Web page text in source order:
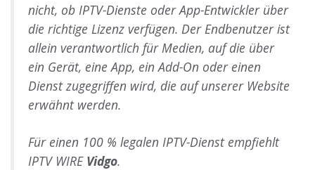
nicht, ob IPTV-Dienste oder App-Entwickler über
die richtige Lizenz verfügen. Der Endbenutzer ist
allein verantwortlich für Medien, auf die über
ein Gerät, eine App, ein Add-On oder einen
Dienst zugegriffen wird, die auf unserer Website
erwähnt werden.
Für einen 100 % legalen IPTV-Dienst empfiehlt
IPTV WIRE Vidgo.